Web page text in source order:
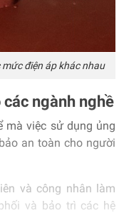
mức điện áp khác nhau
ngành nghề
mà việc sử dụng ủng
an toàn cho người
và công nhân làm
và bảo trì các hệ